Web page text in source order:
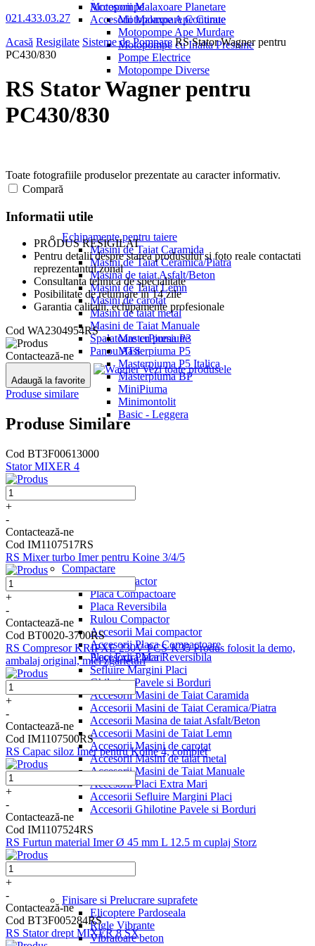
Motopompe
Motopompe Ape Curate
Motopompe Ape Murdare
Motopompe cu Inalta Presiune
Pompe Electrice
Motopompe Diverse
Spalatoare cu presiune
Panou ATS
Accesorii Malaxoare Planetare
Accesorii Malaxoare Continue
Echipamente pentru taiere
Masini de Taiat Caramida
Masini de Taiat Ceramica/Piatra
Masina de taiat Asfalt/Beton
Masini de Taiat Lemn
Masini de carotat
Masini de taiat metal
Masini de Taiat Manuale
MasterPiuma P3
Masterpiuma P5
Masterpiuma P5 Italica
Masterpiuma BP
MiniPiuma
Minimontolit
Basic - Leggera
Placi Extra Mari
Sefluire Margini Placi
Ghilotine Pavele si Borduri
Accesorii Masini de Taiat Caramida
Accesorii Masini de Taiat Ceramica/Piatra
Accesorii Masina de taiat Asfalt/Beton
Accesorii Masini de Taiat Lemn
Accesorii Masini de carotat
Accesorii Masini de taiat metal
Accesorii Masini de Taiat Manuale
Accesorii Placi Extra Mari
Accesorii Sefluire Margini Placi
Accesorii Ghilotine Pavele si Borduri
Compactare
Mai compactor
Placa Compactoare
Placa Reversibila
Rulou Compactor
Accesorii Mai compactor
Accesorii Placa Compactoare
Accesorii Placa Reversibila
Finisare si Prelucrare suprafete
Elicoptere Pardoseala
Rigle Vibrante
Vibratoare beton
021.433.03.27
Acasă Resigilate Sisteme de Pompare RS Stator Wagner pentru
PC430/830
RS Stator Wagner pentru
PC430/830
Toate fotografiile produselor prezentate au caracter informativ.
Compară
Informatii utile
PRODUS RESIGILAT
Pentru detalii despre starea produsului si foto reale contactati
reprezentantul zonal
Consultanta tehnica de specialitate
Posibilitate de returnare in 14 zile
Garantia calitatii, echipamente profesionale
Cod WA2304954RS
Contactează-ne
Adaugă la favorite
Vezi toate produsele
Produse similare
Produse Similare
Cod BT3F00613000
Stator MIXER 4
+
-
Contactează-ne
Cod IM1107517RS
RS Mixer turbo Imer pentru Koine 3/4/5
+
-
Contactează-ne
Cod BT0020-3700RS
RS Compresor KRIPXE 230V PCS-K35 Produs folosit la demo,
ambalaj original, mici zgarieturi
+
-
Contactează-ne
Cod IM1107500RS
RS Capac siloz Imer pentru Koine 4, complet
+
-
Contactează-ne
Cod IM1107524RS
RS Furtun material Imer Ø 45 mm L 12.5 m cuplaj Storz
+
-
Contactează-ne
Cod BT3F005284RS
RS Stator drept MIXER 8 SX